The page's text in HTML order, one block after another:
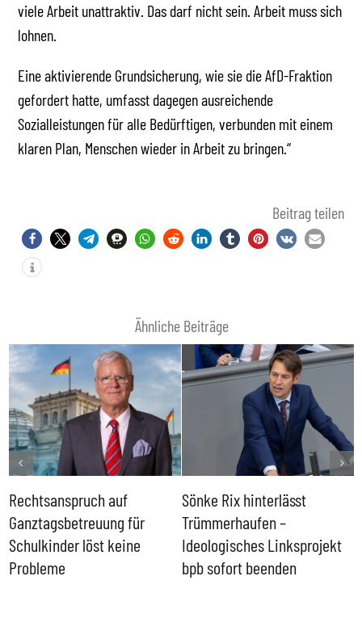
viele Arbeit unattraktiv. Das darf nicht sein. Arbeit muss sich
lohnen.
Eine aktivierende Grundsicherung, wie sie die AfD-Fraktion
gefordert hatte, umfasst dagegen ausreichende
Sozialleistungen für alle Bedürftigen, verbunden mit einem
klaren Plan, Menschen wieder in Arbeit zu bringen.“
Beitrag teilen
Ähnliche Beiträge
Rechtsanspruch auf
Ganztagsbetreuung für
Schulkinder löst keine
Probleme
Sönke Rix hinterlässt
Trümmerhaufen –
Ideologisches Linksprojekt
bpb sofort beenden